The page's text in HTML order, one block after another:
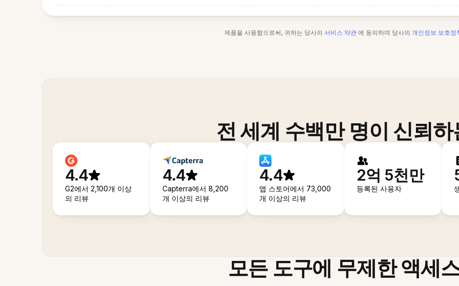
제품을 사용함으로써, 귀하는 당사의 서비스 약관 에 동의하며 당사의 개인정보 보호정
전 세계 수백만 명이 신뢰하
4.4
G2에서 2,100개 이상
의 리뷰
4.4
Capterra에서 8,200
개 이상의 리뷰
4.4
앱 스토어에서 73,000
개 이상의 리뷰
2억 5천만
등록된 사용자
모든 도구에 무제한 액세